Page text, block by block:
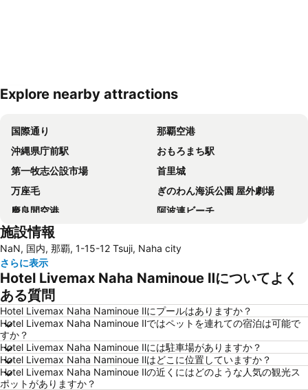
Explore nearby attractions
国際通り
那覇空港
沖縄県庁前駅
おもろまち駅
第一牧志公設市場
首里城
万座毛
ぎのわん海浜公園 屋外劇場
慶良間空港
阿波連ビーチ
平和記念公園‐糸満市
Fukushu-en Garden
Odd Land
Tomari Iyumachi
Okinawa Prefectural Museum and Art Museum
Shureimon
施設情報
NaN, 国内, 那覇, 1-15-12 Tsuji, Naha city
さらに表示
Hotel Livemax Naha Naminoue Ⅱについてよく
ある質問
Hotel Livemax Naha Naminoue Ⅱにプールはありますか？
Hotel Livemax Naha Naminoue Ⅱではペットを連れての宿泊は可能で
すか？
Hotel Livemax Naha Naminoue Ⅱには駐車場がありますか？
Hotel Livemax Naha Naminoue Ⅱはどこに位置していますか？
Hotel Livemax Naha Naminoue Ⅱの近くにはどのような人気の観光ス
ポットがありますか？